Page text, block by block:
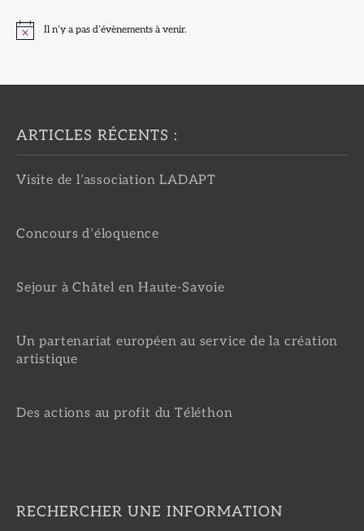
NoticeIl n’y a pas d’évènements à venir.
ARTICLES RÉCENTS :
Visite de l’association LADAPT
Concours d’éloquence
Sejour à Châtel en Haute-Savoie
Un partenariat européen au service de la création
artistique
Des actions au profit du Téléthon
RECHERCHER UNE INFORMATION